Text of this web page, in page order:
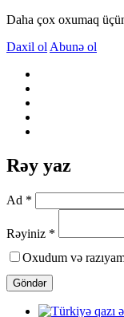
Daha çox oxumaq
Daxil ol Abunə ol
Rəy yaz
Ad *
Rəyiniz *
Oxudum və
Göndər